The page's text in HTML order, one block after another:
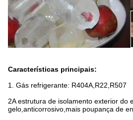
Características principais:
1. Gás refrigerante: R404A,R22,R507
2A estrutura de isolamento exterior do
gelo,anticorrosivo,mais poupança de